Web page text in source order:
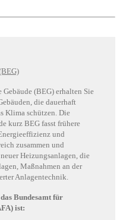
(BEG) erhalten Sie
die dauerhaft
Klima schützen. Die
kurz BEG fasst frühere
und
zusammen und
Heizungsanlagen, die
Maßnahmen an der
Anlagentechnik.
Bundesamt für
ist: